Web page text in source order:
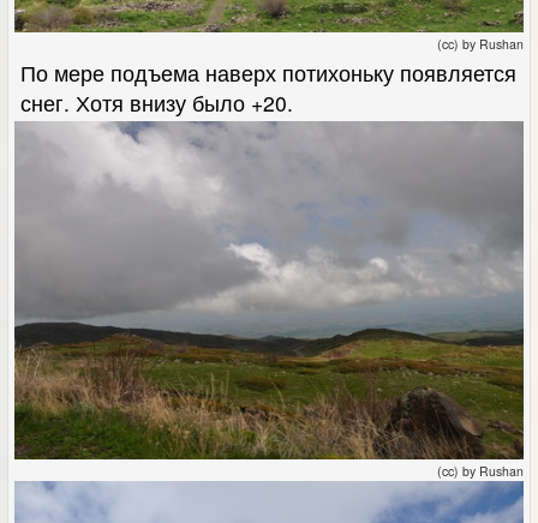
(cc) by Rushan
По мере подъема наверх потихоньку появляется
снег. Хотя внизу было +20.
(cc) by Rushan